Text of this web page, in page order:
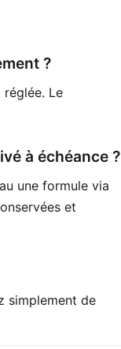
?
Le
à échéance ?
une formule via
et
simplement de